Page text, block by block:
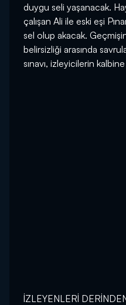
duygu seli yaşanacak.
çalışan Ali ile eski eşi
sel olup akacak.
belirsizliği arasında
sınavı, izleyicilerin
İZLEYENLERİ